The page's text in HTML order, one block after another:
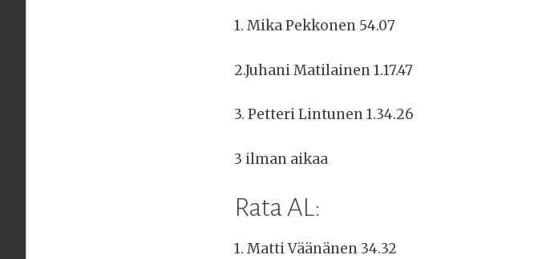
1. Mika Pekkonen 54.07
2.Juhani Matilainen 1.17.47
3. Petteri Lintunen 1.34.26
3 ilman aikaa
Rata AL:
1. Matti Väänänen 34.32